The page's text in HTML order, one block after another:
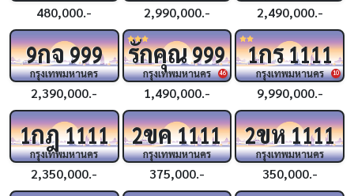
480,000.- 2,990,000.- 2,490,000.-
9กจ999
กรุงเทพมหานคร
2,390,000.-
46
รักคุณ999
กรุงเทพมหานคร
1,490,000.-
10
1กร1111
กรุงเทพมหานคร
9,990,000.-
1กฎ1111
กรุงเทพมหานคร
2,350,000.-
2ขค1111
กรุงเทพมหานคร
375,000.-
2ขห1111
กรุงเทพมหานคร
350,000.-